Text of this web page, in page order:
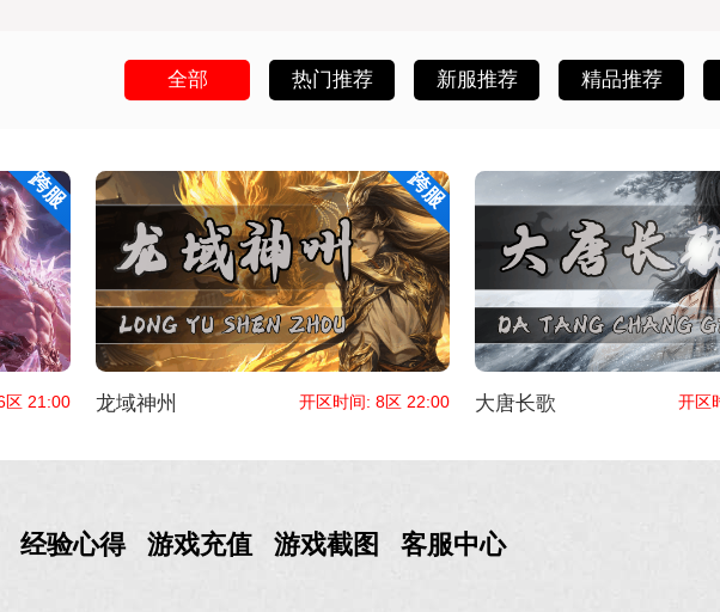
经验心得 游戏充值 游戏截图 客服中心